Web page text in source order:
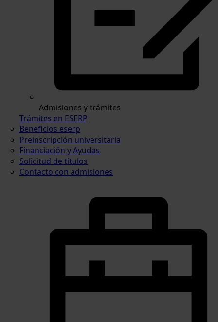
Admisiones y trámites
Trámites en ESERP
Beneficios eserp
Preinscripción universitaria
Financiación y Ayudas
Solicitud de títulos
Contacto con admisiones